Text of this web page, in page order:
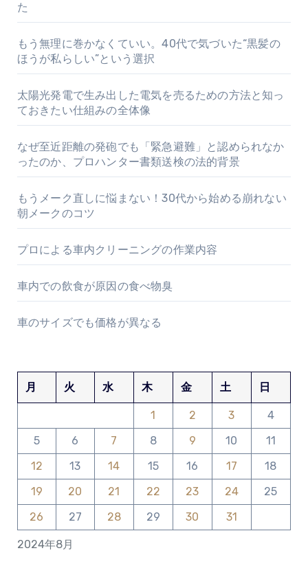
た
もう無理に巻かなくていい。40代で気づいた“黒髪の
ほうが私らしい”という選択
太陽光発電で生み出した電気を売るための方法と知っ
ておきたい仕組みの全体像
なぜ至近距離の発砲でも「緊急避難」と認められなか
ったのか、プロハンター書類送検の法的背景
もうメーク直しに悩まない！30代から始める崩れない
朝メークのコツ
プロによる車内クリーニングの作業内容
車内での飲食が原因の食べ物臭
車のサイズでも価格が異なる
2024年8月
月 火 水 木 金 土 日
1 2 3
4
5
6 7 8 9 10
11
12
13 14 15 16 17
18
19
20 21 22 23 24
25
26
27 28 29 30 31